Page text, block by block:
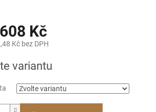
608 Kč
Kč bez DPH
variantu